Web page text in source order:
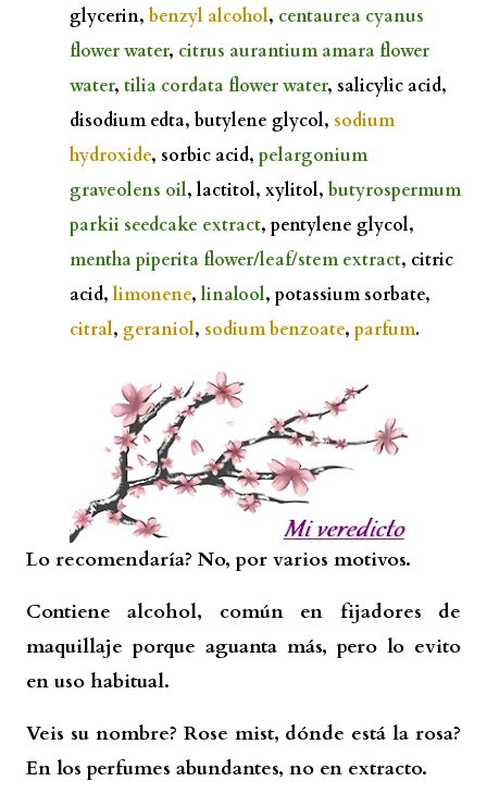
glycerin, benzyl alcohol, centaurea cyanus
flower water, citrus aurantium amara flower
water, tilia cordata flower water, salicylic acid,
disodium edta, butylene glycol, sodium
hydroxide, sorbic acid, pelargonium
graveolens oil, lactitol, xylitol, butyrospermum
parkii seedcake extract, pentylene glycol,
mentha piperita flower/leaf/stem extract, citric
acid,limonene, linalool, potassium sorbate,
citral, geraniol, sodium benzoate, parfum.
Lo recomendaría? No, por varios motivos.
Contiene alcohol, común en fijadores de
maquillaje porque aguanta más, pero lo evito
en uso habitual.
Veis su nombre? Rose mist, dónde está la rosa?
En los perfumes abundantes, no en extracto.